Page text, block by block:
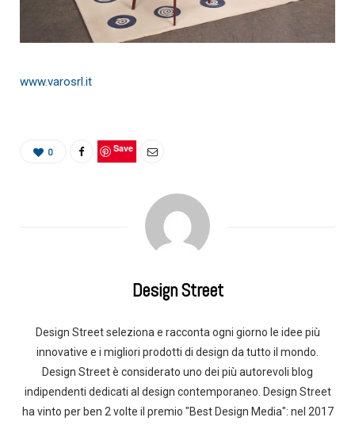
www.varosrl.it
0 Save
Design Street
Design Street seleziona e racconta ogni giorno le idee più
innovative e i migliori prodotti di design da tutto il mondo.
Design Street è considerato uno dei più autorevoli blog
indipendenti dedicati al design contemporaneo. Design Street
ha vinto per ben 2 volte il premio "Best Design Media": nel 2017